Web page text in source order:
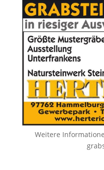
Weitere